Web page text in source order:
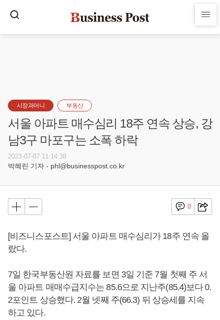
시장과머니 부동산
서울 아파트 매수심리 18주 연속 상승, 강
남3구 마포구는 소폭 하락
2023-07-07 11:14:38
박혜린 기자 - phl@businesspost.co.kr
0
[비즈니스포스트] 서울 아파트 매수심리가 18주 연속 올
랐다.
7일 한국부동산원 자료를 보면 3일 기준 7월 첫째 주 서
울 아파트 매매수급지수는 85.6으로 지난주(85.4)보다 0.
2포인트 상승했다. 2월 넷째 주(66.3) 뒤 상승세를 지속
하고 있다.